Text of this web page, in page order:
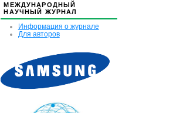
МЕЖДУНАРОДНЫЙ
НАУЧНЫЙ ЖУРНАЛ
Информация о журнале
Для авторов